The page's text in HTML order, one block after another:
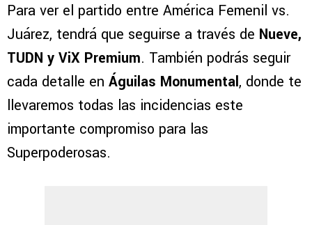
Para ver el partido entre América Femenil vs.
Juárez, tendrá que seguirse a través de Nueve,
TUDN y ViX Premium. También podrás seguir
cada detalle en Águilas Monumental, donde te
llevaremos todas las incidencias este
importante compromiso para las
Superpoderosas.